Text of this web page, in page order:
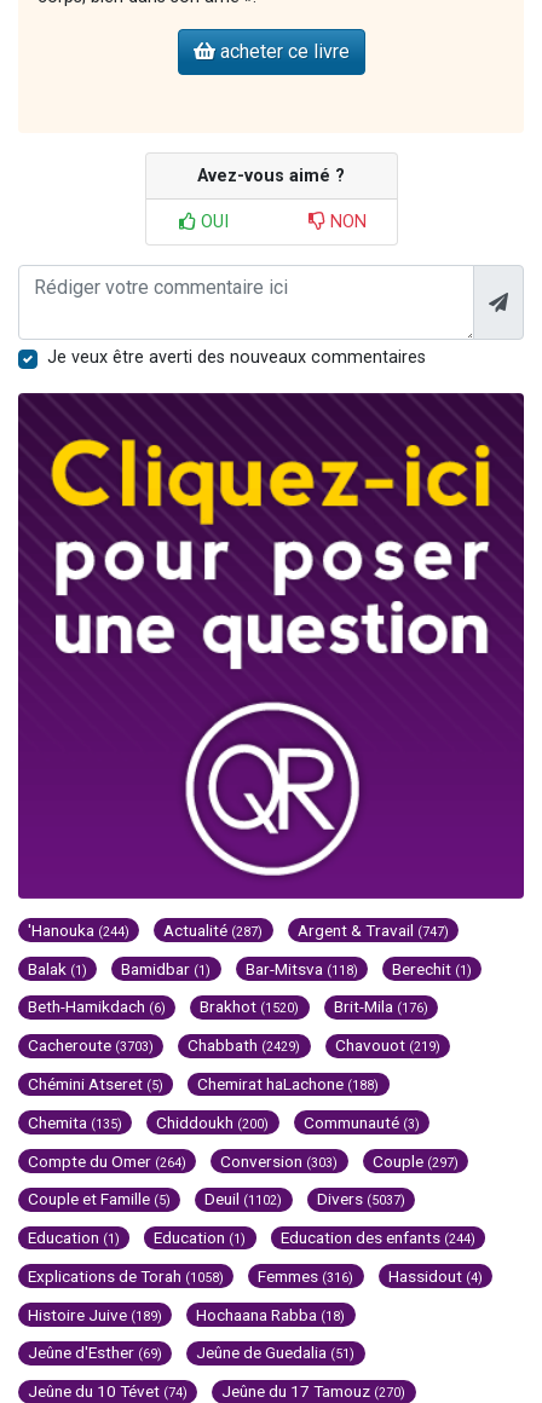
acheter ce livre
Avez-vous aimé ?
OUI NON
Je veux être averti des nouveaux commentaires
'Hanouka (244) Actualité (287) Argent & Travail (747)
Balak (1) Bamidbar (1) Bar-Mitsva (118) Berechit (1)
Beth-Hamikdach (6) Brakhot (1520) Brit-Mila (176)
Cacheroute (3703) Chabbath (2429) Chavouot (219)
Chémini Atseret (5) Chemirat haLachone (188)
Chemita (135) Chiddoukh (200) Communauté (3)
Compte du Omer (264) Conversion (303) Couple (297)
Couple et Famille (5) Deuil (1102) Divers (5037)
Education (1) Education (1) Education des enfants (244)
Explications de Torah (1058) Femmes (316) Hassidout (4)
Histoire Juive (189) Hochaana Rabba (18)
Jeûne d'Esther (69) Jeûne de Guedalia (51)
Jeûne du 10 Tévet (74) Jeûne du 17 Tamouz (270)